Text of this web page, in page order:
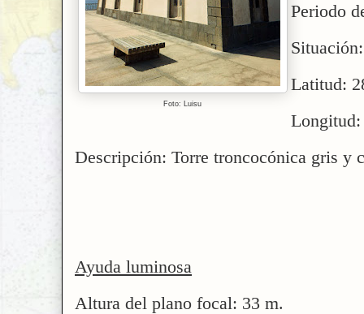
Foto: Luisu
Periodo
Situación:
Latitud:
Descripción: Torre troncocónica gris y
Ayuda luminosa
Altura del plano focal: 33 m.